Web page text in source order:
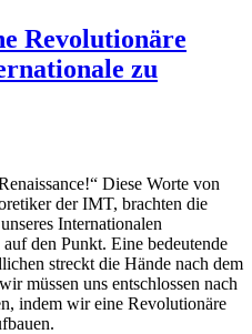
Revolutionäre
zu
Diese Worte von
der IMT, brachten die
Internationalen
den Punkt. Eine bedeutende
streckt die Hände nach dem
müssen uns entschlossen nach
indem wir eine Revolutionäre